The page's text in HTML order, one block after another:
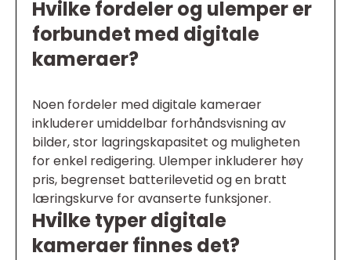
Hvilke fordeler og ulemper er
forbundet med digitale
kameraer?
Noen fordeler med digitale kameraer
inkluderer umiddelbar forhåndsvisning av
bilder, stor lagringskapasitet og muligheten
for enkel redigering. Ulemper inkluderer høy
pris, begrenset batterilevetid og en bratt
læringskurve for avanserte funksjoner.
Hvilke typer digitale
kameraer finnes det?